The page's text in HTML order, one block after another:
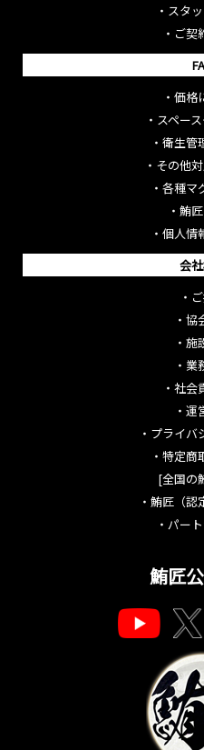
・ スタ
・ ご契
・ 価格
・ スペー
・ 衛生管
・ その他
・ 各種マ
・ 鮪
・ 個人情
会
・
・ 協
・ 施
・ 業
・ 社会
・ 運
・ プライバ
・ 特定商
[全国の
・ 鮪匠（認
・ パー
鮪匠